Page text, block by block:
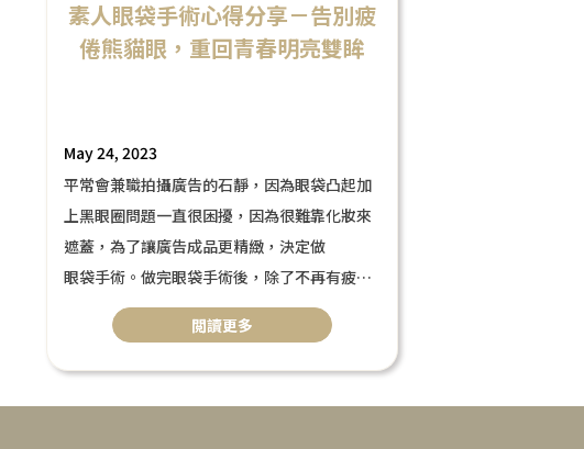
素人眼袋手術心得分享－告別疲
倦熊貓眼，重回青春明亮雙眸
May 24, 2023
平常會兼職拍攝廣告的石靜，因為眼袋凸起加
上黑眼圈問題一直很困擾，因為很難靠化妝來
遮蓋，為了讓廣告成品更精緻，決定做
眼袋手術。做完眼袋手術後，除了不再有疲倦
感，還讓眼睛有放大效果，整體看起來更精
緻，讓她直言眼袋手術絕對是最正確的投資！
閲讀更多